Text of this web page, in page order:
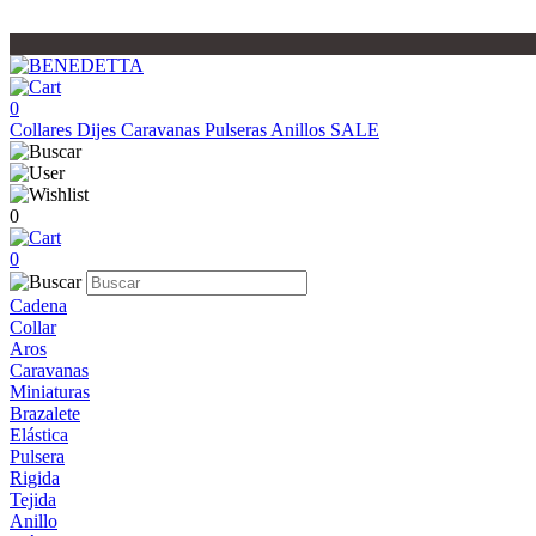
0
Collares Dijes Caravanas Pulseras Anillos SALE
0
0
Cadena
Collar
Aros
Caravanas
Miniaturas
Brazalete
Elástica
Pulsera
Rigida
Tejida
Anillo